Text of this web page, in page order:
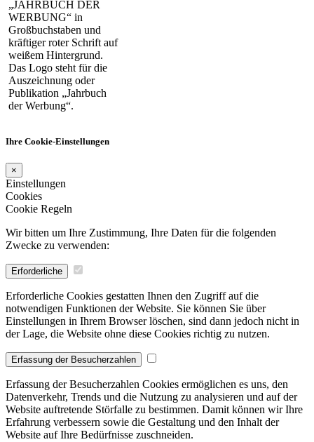
Ihre Cookie-Einstellungen
×
Einstellungen
Cookies
Cookie Regeln
Wir bitten um Ihre Zustimmung, Ihre Daten für die folgenden
Zwecke zu verwenden:
Erforderliche
Erforderliche Cookies gestatten Ihnen den Zugriff auf die
notwendigen Funktionen der Website. Sie können Sie über
Einstellungen in Ihrem Browser löschen, sind dann jedoch nicht in
der Lage, die Website ohne diese Cookies richtig zu nutzen.
Erfassung der Besucherzahlen
Erfassung der Besucherzahlen Cookies ermöglichen es uns, den
Datenverkehr, Trends und die Nutzung zu analysieren und auf der
Website auftretende Störfalle zu bestimmen. Damit können wir Ihre
Erfahrung verbessern sowie die Gestaltung und den Inhalt der
Website auf Ihre Bedürfnisse zuschneiden.